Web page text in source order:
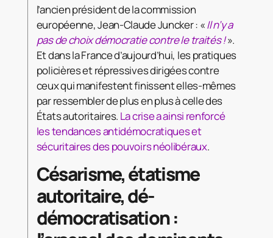
l’ancien président de la commission
européenne, Jean-Claude Juncker : «Il n’y a
pas de choix démocratie contre le traités !».
Et dans la France d’aujourd’hui, les pratiques
policières et répressives dirigées contre
ceux qui manifestent finissent elles-mêmes
par ressembler de plus en plus à celle des
États autoritaires. La crise a ainsi renforcé
les tendances antidémocratiques et
sécuritaires des pouvoirs néolibéraux.
Césarisme, étatisme
autoritaire, dé-
démocratisation :